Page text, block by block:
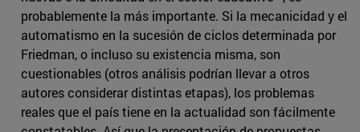
probablemente la más importante. Si la mecanicidad y el
automatismo en la sucesión de ciclos determinada por
Friedman, o incluso su existencia misma, son
cuestionables (otros análisis podrían llevar a otros
autores considerar distintas etapas), los problemas
reales que el país tiene en la actualidad son fácilmente